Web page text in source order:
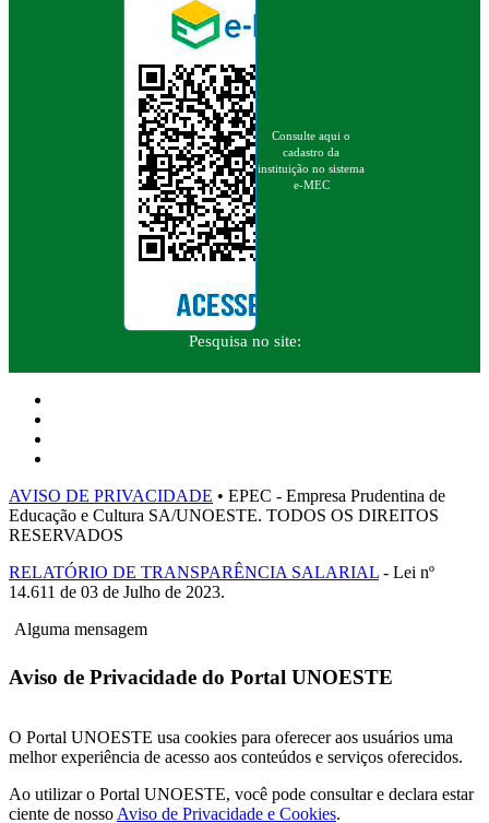
Consulte aqui o
cadastro da
instituição no sistema
e-MEC
Pesquisa no site:
AVISO DE PRIVACIDADE • EPEC - Empresa Prudentina de
Educação e Cultura SA/UNOESTE. TODOS OS DIREITOS
RESERVADOS
RELATÓRIO DE TRANSPARÊNCIA SALARIAL - Lei nº
14.611 de 03 de Julho de 2023.
Alguma mensagem
Aviso de Privacidade do Portal UNOESTE
O Portal UNOESTE usa cookies para oferecer aos usuários uma
melhor experiência de acesso aos conteúdos e serviços oferecidos.
Ao utilizar o Portal UNOESTE, você pode consultar e declara estar
ciente de nosso Aviso de Privacidade e Cookies.